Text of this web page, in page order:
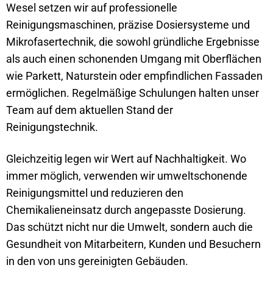
Wesel setzen wir auf professionelle
Reinigungsmaschinen, präzise Dosiersysteme und
Mikrofasertechnik, die sowohl gründliche Ergebnisse
als auch einen schonenden Umgang mit Oberflächen
wie Parkett, Naturstein oder empfindlichen Fassaden
ermöglichen. Regelmäßige Schulungen halten unser
Team auf dem aktuellen Stand der
Reinigungstechnik.
Gleichzeitig legen wir Wert auf Nachhaltigkeit. Wo
immer möglich, verwenden wir umweltschonende
Reinigungsmittel und reduzieren den
Chemikalieneinsatz durch angepasste Dosierung.
Das schützt nicht nur die Umwelt, sondern auch die
Gesundheit von Mitarbeitern, Kunden und Besuchern
in den von uns gereinigten Gebäuden.